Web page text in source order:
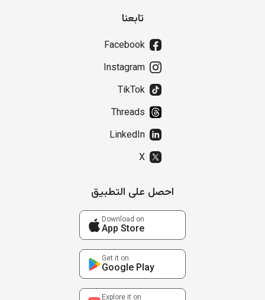
تابعنا
Facebook
Instagram
TikTok
Threads
LinkedIn
X
احصل على التطبيق
Download on
App Store
Get it on
Google Play
Explore it on